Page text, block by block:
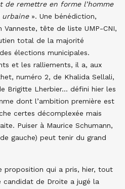
de remettre en forme l’homme
urbaine». Une bénédiction,
Vanneste, tête de liste UMP-CNI,
total de la majorité
élections municipales.
et les ralliements, il a, aux
numéro 2, de Khalida Sellali,
Brigitte Lherbier… défini hier les
dont l’ambition première est
certes décomplexée mais
Puiser à Maurice Schumann,
gauche) peut tenir du grand
proposition qui a pris, hier, tout
de Droite a jugé la